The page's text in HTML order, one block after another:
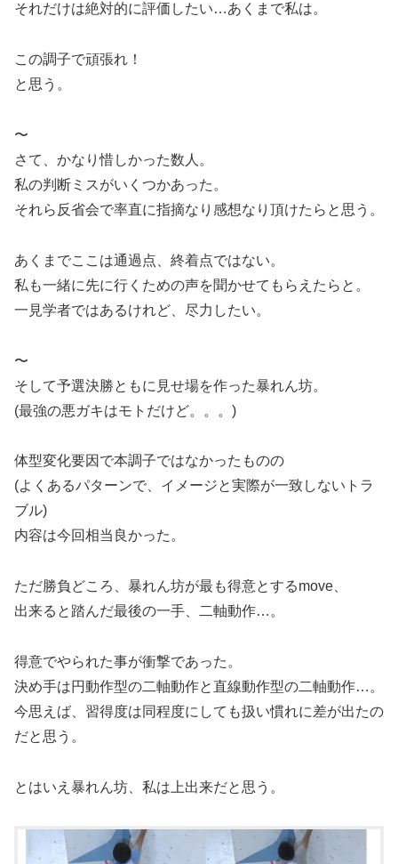
それだけは絶対的に評価したい…あくまで私は。
この調子で頑張れ！
と思う。
〜
さて、かなり惜しかった数人。
私の判断ミスがいくつかあった。
それら反省会で率直に指摘なり感想なり頂けたらと思う。
あくまでここは通過点、終着点ではない。
私も一緒に先に行くための声を聞かせてもらえたらと。
一見学者ではあるけれど、尽力したい。
〜
そして予選決勝ともに見せ場を作った暴れん坊。
(最強の悪ガキはモトだけど。。。)
体型変化要因で本調子ではなかったものの
(よくあるパターンで、イメージと実際が一致しないトラ
ブル)
内容は今回相当良かった。
ただ勝負どころ、暴れん坊が最も得意とするmove、
出来ると踏んだ最後の一手、二軸動作…。
得意でやられた事が衝撃であった。
決め手は円動作型の二軸動作と直線動作型の二軸動作…。
今思えば、習得度は同程度にしても扱い慣れに差が出たの
だと思う。
とはいえ暴れん坊、私は上出来だと思う。